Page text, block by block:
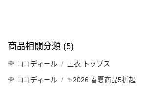
商品相關分類 (5)
🌹 ココディール 上衣 トップス
🌹 ココディール ✨2026 春夏商品5折起